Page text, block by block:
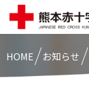
HOME お知らせ